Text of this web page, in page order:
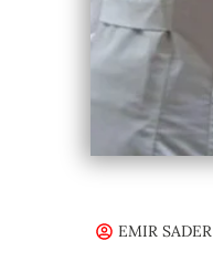
EMIR SADER